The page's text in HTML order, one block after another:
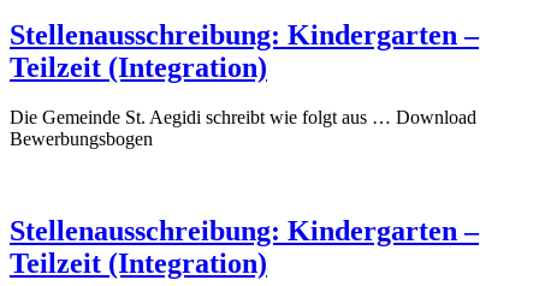
Stellenausschreibung: Kindergarten –
Teilzeit (Integration)
Die Gemeinde St. Aegidi schreibt wie folgt aus … Download
Bewerbungsbogen
Stellenausschreibung: Kindergarten –
Teilzeit (Integration)